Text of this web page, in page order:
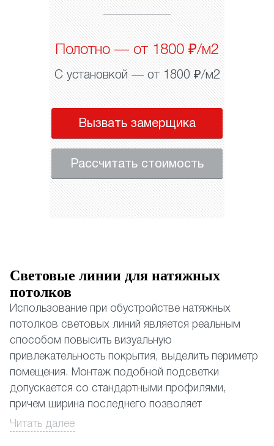
Полотно — от 1800 ₽/м2
С установкой — от 1800 ₽/м2
Вызвать замерщика
Рассчитать стоимость
Световые линии для натяжных
потолков
Использование при обустройстве натяжных
потолков световых линий является реальным
способом повысить визуальную
привлекательность покрытия, выделить периметр
помещения. Монтаж подобной подсветки
допускается со стандартными профилями,
причем ширина последнего позволяет
устанавливать даже наиболее мощные
Читать далее